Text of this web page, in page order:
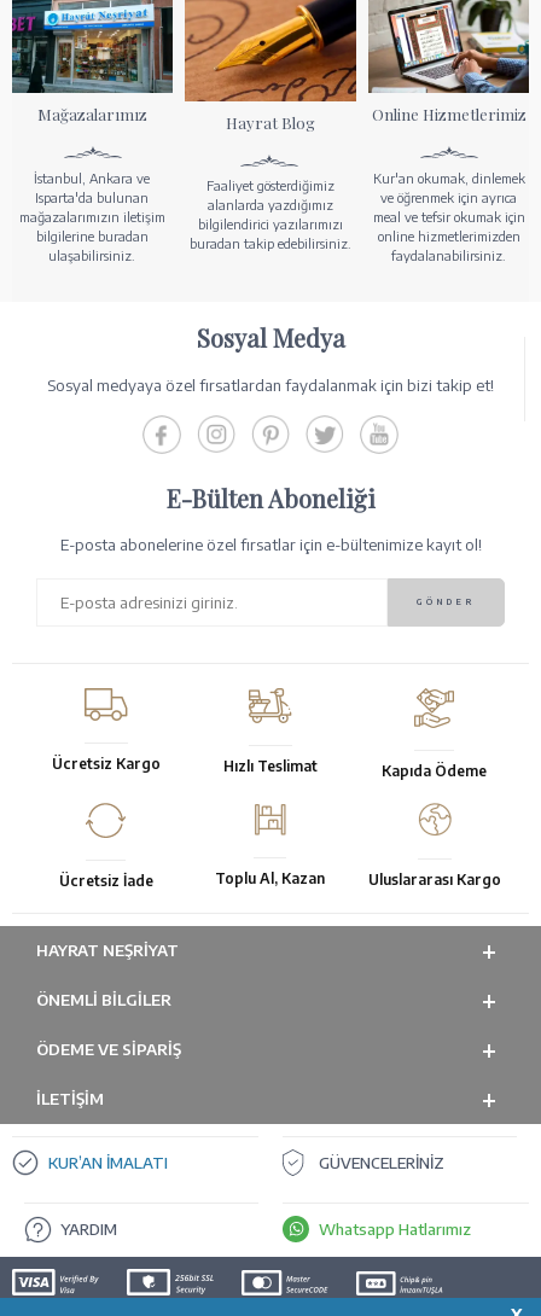
Mağazalarımız
İstanbul, Ankara ve
Isparta'da bulunan
mağazalarımızın iletişim
bilgilerine buradan
ulaşabilirsiniz.
Hayrat Blog
Faaliyet gösterdiğimiz
alanlarda yazdığımız
bilgilendirici yazılarımızı
buradan takip edebilirsiniz.
Online Hizmetlerimiz
Kur'an okumak, dinlemek
ve öğrenmek için ayrıca
meal ve tefsir okumak için
online hizmetlerimizden
faydalanabilirsiniz.
Sosyal Medya
Sosyal medyaya özel fırsatlardan faydalanmak için bizi takip et!
E-Bülten Aboneliği
E-posta abonelerine özel fırsatlar için e-bültenimize kayıt ol!
Ücretsiz Kargo Hızlı Teslimat Kapıda Ödeme
Ücretsiz İade Toplu Al, Kazan Uluslararası Kargo
HAYRAT NEŞRIYAT
ÖNEMLI BILGILER
ÖDEME VE SİPARİŞ
İLETİŞİM
KUR’AN İMALATI GÜVENCELERİNİZ
YARDIM Whatsapp Hatlarımız